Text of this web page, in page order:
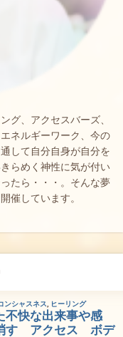
グ、アクセスバーズ、
ネルギーワーク、今の
して自分自身が自分を
らめく神性に気が付い
たら・・・。そんな夢
しています。